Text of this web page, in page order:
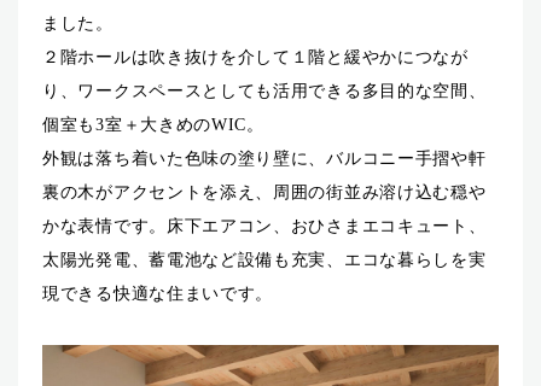
ました。
２階ホールは吹き抜けを介して１階と緩やかにつなが
り、ワークスペースとしても活用できる多目的な空間、
個室も3室＋大きめのWIC。
外観は落ち着いた色味の塗り壁に、バルコニー手摺や軒
裏の木がアクセントを添え、周囲の街並み溶け込む穏や
かな表情です。床下エアコン、おひさまエコキュート、
太陽光発電、蓄電池など設備も充実、エコな暮らしを実
現できる快適な住まいです。